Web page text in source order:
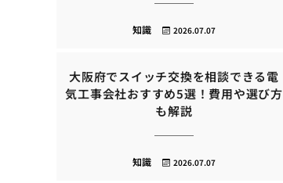
2026.07.07
知識
大阪府でスイッチ交換を相談できる電
気工事会社おすすめ5選！費用や選び方
も解説
2026.07.07
知識